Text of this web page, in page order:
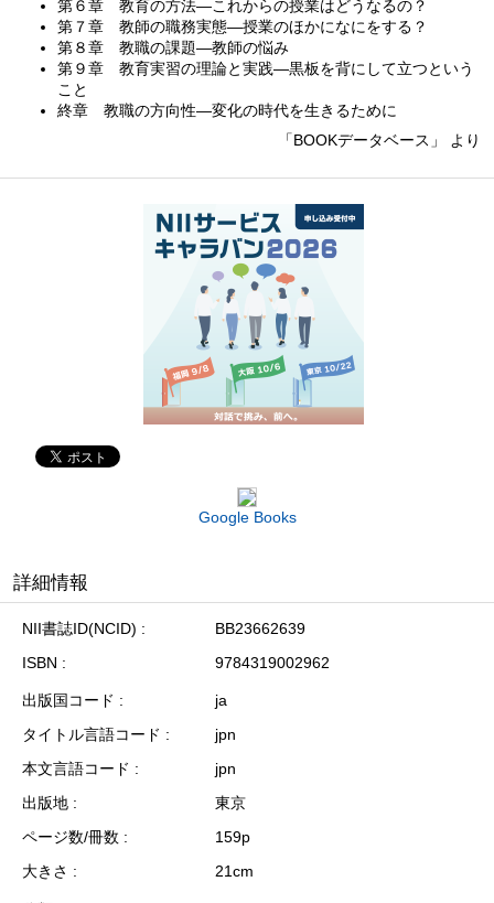
第６章 教育の方法—これからの授業はどうなるの？
第７章 教師の職務実態—授業のほかになにをする？
第８章 教職の課題—教師の悩み
第９章 教育実習の理論と実践—黒板を背にして立つという
こと
終章 教職の方向性—変化の時代を生きるために
「BOOKデータベース」 より
Google Books
詳細情報
NII書誌ID(NCID)
BB23662639
ISBN
9784319002962
出版国コード
ja
タイトル言語コード
jpn
本文言語コード
jpn
出版地
東京
ページ数/冊数
159p
大きさ
21cm